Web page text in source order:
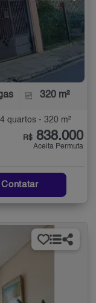
320 m²
quartos - 320 m²
R$ 838.000
Aceita Permuta
Contatar